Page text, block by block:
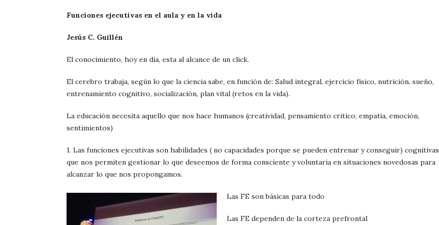
Funciones ejecutivas en el aula y en la vida
Jesús C. Guillén
El conocimiento, hoy en día, esta al alcance de un click.
El cerebro trabaja, según lo que la ciencia sabe, en función de: Salud integral, ejercicio físico, nutrición, sueño,
entrenamiento cognitivo, socialización, plan vital (retos en la vida).
La educación necesita aquello que nos hace humanos (creatividad, pensamiento critico, empatía, emoción,
sentimientos)
1. Las funciones ejecutivas son habilidades ( no capacidades porque se pueden entrenar y conseguir) cognitivas
que nos permiten gestionar lo que deseemos de forma consciente y voluntaria en situaciones novedosas para
alcanzar lo que nos propongamos.
Las FE son básicas para todo
Las FE dependen de la corteza prefrontal